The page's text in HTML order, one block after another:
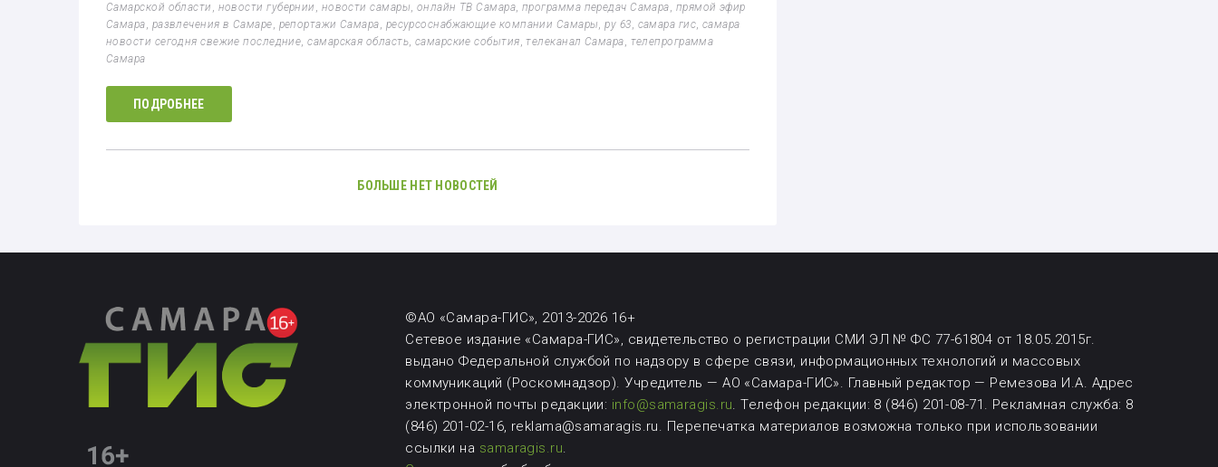
Самарской области , новости губернии , новости самары, онлайн ТВ Самара, программа передач Самара, прямой эфир
Самара, развлечения в Самаре, репортажи Самара, ресурсоснабжающие компании Самары,ру 63, самара гис, самара
новости сегодня свежие последние,самарская область, самарские события,телеканал Самара, телепрограмма
Самара
ПОДРОБНЕЕ
БОЛЬШЕ НЕТ НОВОСТЕЙ
©АО «Самара-ГИС», 2013-2026 16+
Сетевое издание «Самара-ГИС», свидетельство о регистрации СМИ ЭЛ № ФС 77-61804 от 18.05.2015г.
выдано Федеральной службой по надзору в сфере связи, информационных технологий и массовых
коммуникаций (Роскомнадзор). Учредитель — АО «Самара-ГИС». Главный редактор — Ремезова И.А. Адрес
электронной почты редакции: info@samaragis.ru.Телефон редакции: 8 (846) 201-08-71. Рекламная служба: 8
(846) 201-02-16, reklama@samaragis.ru. Перепечатка материалов возможнатолько при использовании
ссылки на samaragis.ru.